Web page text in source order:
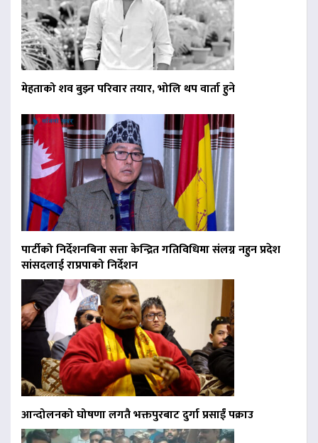
मेहताको शव बुझ्न परिवार तयार, भोलि थप वार्ता हुने
पार्टीको निर्देशनबिना सत्ता केन्द्रित गतिविधिमा संलग्न नहुन प्रदेश
सांसदलाई राप्रपाको निर्देशन
आन्दोलनको घोषणा लगतै भक्तपुरबाट दुर्गा प्रसाईं पक्राउ